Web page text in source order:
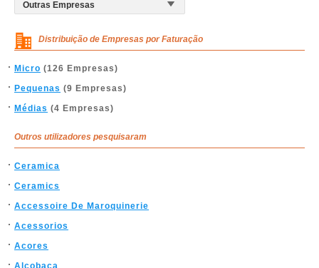
Distribuição de Empresas por Faturação
Micro (126 Empresas)
Pequenas (9 Empresas)
Médias (4 Empresas)
Outros utilizadores pesquisaram
Ceramica
Ceramics
Accessoire De Maroquinerie
Acessorios
Acores
Alcobaca